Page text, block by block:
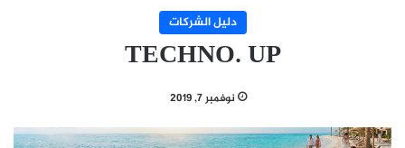
دليل الشركات
TECHNO. UP
نوفمبر 7, 2019